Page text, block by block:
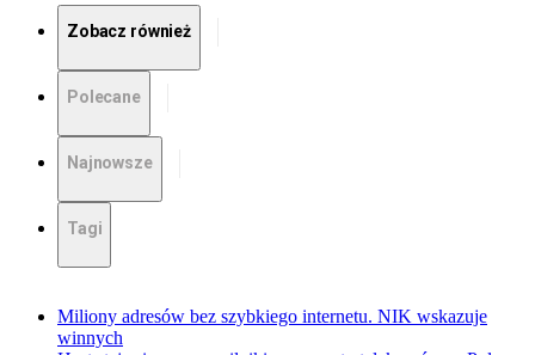
Zobacz również
Polecane
Najnowsze
Tagi
Miliony adresów bez szybkiego internetu. NIK wskazuje
winnych